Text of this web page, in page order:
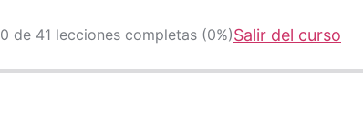
0 de 41 lecciones completas (0%)Salir del curso